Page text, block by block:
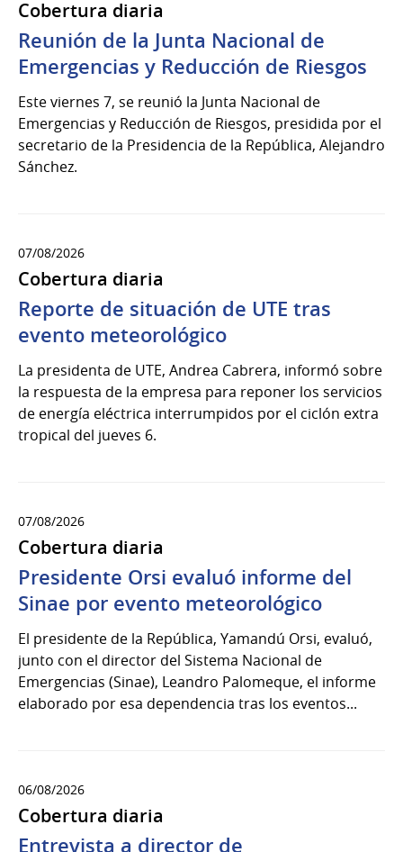
Cobertura diaria
Reunión de la Junta Nacional de
Emergencias y Reducción de Riesgos
Este viernes 7, se reunió la Junta Nacional de
Emergencias y Reducción de Riesgos, presidida por el
secretario de la Presidencia de la República, Alejandro
Sánchez.
07/08/2026
Cobertura diaria
Reporte de situación de UTE tras
evento meteorológico
La presidenta de UTE, Andrea Cabrera, informó sobre
la respuesta de la empresa para reponer los servicios
de energía eléctrica interrumpidos por el ciclón extra
tropical del jueves 6.
07/08/2026
Cobertura diaria
Presidente Orsi evaluó informe del
Sinae por evento meteorológico
El presidente de la República, Yamandú Orsi, evaluó,
junto con el director del Sistema Nacional de
Emergencias (Sinae), Leandro Palomeque, el informe
elaborado por esa dependencia tras los eventos...
06/08/2026
Cobertura diaria
Entrevista a director de